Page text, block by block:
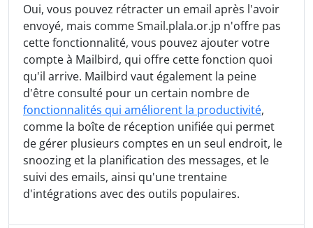
Oui, vous pouvez rétracter un email après l'avoir
envoyé, mais comme Smail.plala.or.jp n'offre pas
cette fonctionnalité, vous pouvez ajouter votre
compte à Mailbird, qui offre cette fonction quoi
qu'il arrive. Mailbird vaut également la peine
d'être consulté pour un certain nombre de
fonctionnalités qui améliorent la productivité,
comme la boîte de réception unifiée qui permet
de gérer plusieurs comptes en un seul endroit, le
snoozing et la planification des messages, et le
suivi des emails, ainsi qu'une trentaine
d'intégrations avec des outils populaires.